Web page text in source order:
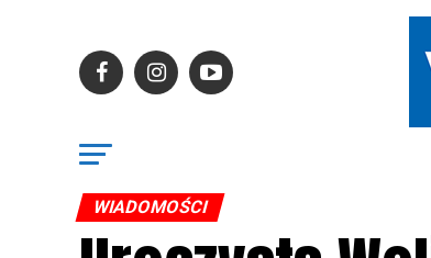
WIADOMOŚCI